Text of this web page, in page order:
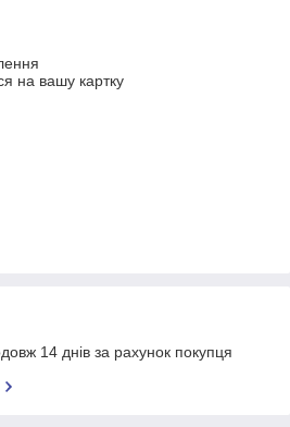
на вашу картку
14 днів за рахунок покупця